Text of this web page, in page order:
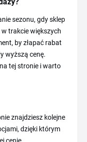
sezonu, gdy sklep
trakcie większych
by złapać rabat
wyższą cenę.
tej stronie i warto
znajdziesz kolejne
dzięki którym
cenie.